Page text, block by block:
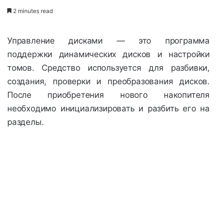
2 minutes read
Управление дисками — это программа
поддержки динамических дисков и настройки
томов. Средство используется для разбивки,
создания, проверки и преобразования дисков.
После приобретения нового накопителя
необходимо инициализировать и разбить его на
разделы.